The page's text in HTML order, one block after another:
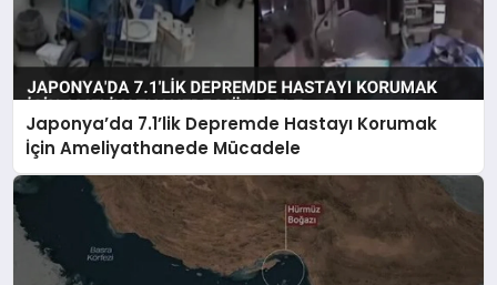
Japonya’da 7.1’lik Depremde Hastayı Korumak
İçin Ameliyathanede Mücadele